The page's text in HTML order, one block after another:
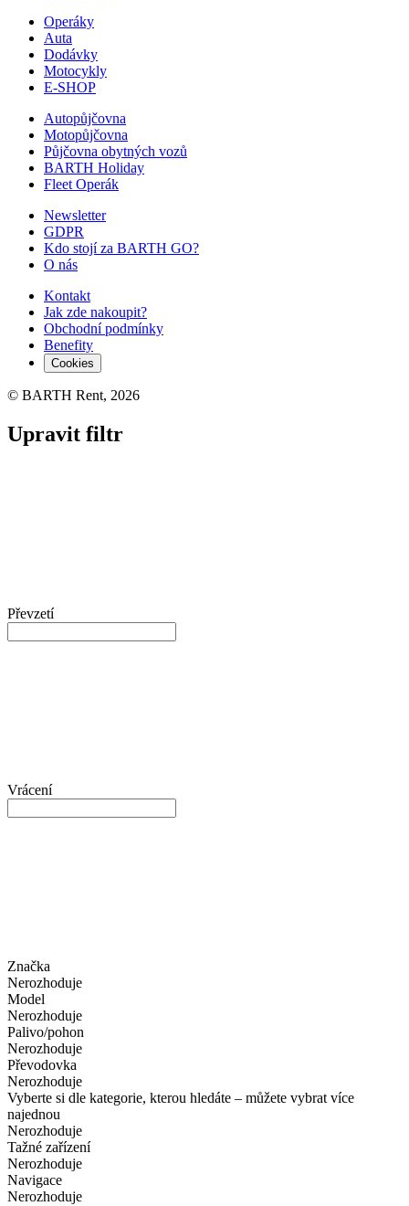
Operáky
Auta
Dodávky
Motocykly
E-SHOP
Autopůjčovna
Motopůjčovna
Půjčovna obytných vozů
BARTH Holiday
Fleet Operák
Newsletter
GDPR
Kdo stojí za BARTH GO?
O nás
Kontakt
Jak zde nakoupit?
Obchodní podmínky
Benefity
Cookies
© BARTH Rent, 2026
Upravit filtr
Převzetí
Vrácení
Značka
Nerozhoduje
Model
Nerozhoduje
Palivo/pohon
Nerozhoduje
Převodovka
Nerozhoduje
Vyberte si dle kategorie, kterou hledáte – můžete vybrat více
najednou
Nerozhoduje
Tažné zařízení
Nerozhoduje
Navigace
Nerozhoduje